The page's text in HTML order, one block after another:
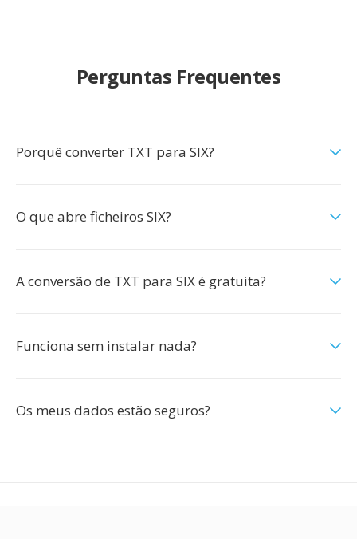
Perguntas Frequentes
Porquê converter TXT para SIX?
O que abre ficheiros SIX?
A conversão de TXT para SIX é gratuita?
Funciona sem instalar nada?
Os meus dados estão seguros?